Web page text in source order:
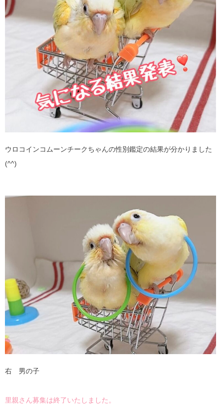
ウロコインコムーンチークちゃんの性別鑑定の結果が分かりました
(^^)
右 男の子
里親さん募集は終了いたしました。